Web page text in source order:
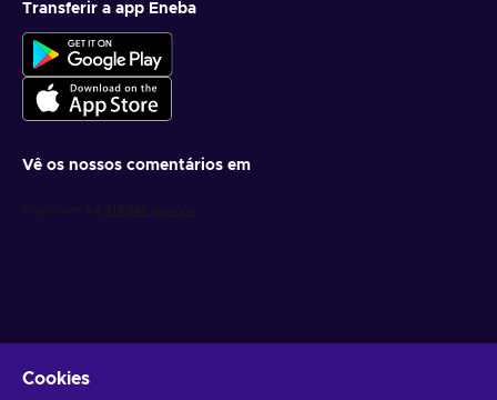
Transferir a app Eneba
Vê os nossos comentários em
Cookies